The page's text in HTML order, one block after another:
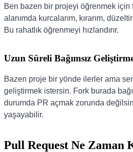
Ben bazen bir projeyi öğrenmek için
alanımda kurcalarım, kırarım,
Bu rahatlık öğrenmeyi hızlandırır.
Uzun Süreli Bağımsız
Bazen proje bir yönde ilerler ama
geliştirmek istersin. Fork burada
durumda PR açmak zorunda
yaşayabilir.
Pull Request Ne Zaman